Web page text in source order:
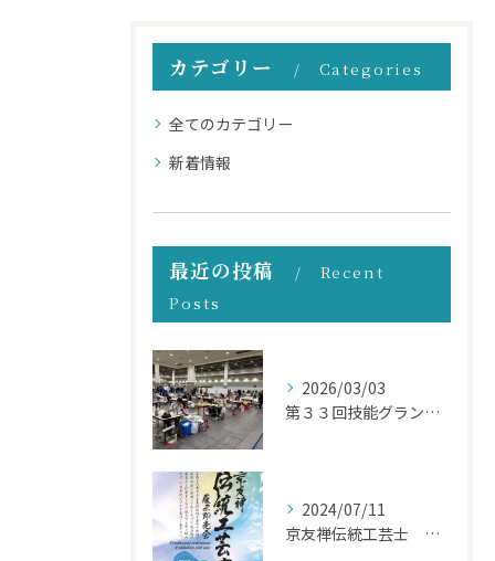
カテゴリー Categories
全てのカテゴリー
新着情報
最近の投稿
Recent
Posts
2026/03/03
第３３回技能グランプリ
2024/07/11
京友禅伝統工芸士 展示即売会 7月１２～１５日